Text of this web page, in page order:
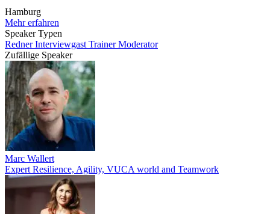
Hamburg
Mehr erfahren
Speaker Typen
RednerInterviewgast TrainerModerator
Zufällige Speaker
Marc Wallert
Expert Resilience, Agility, VUCA world and Teamwork